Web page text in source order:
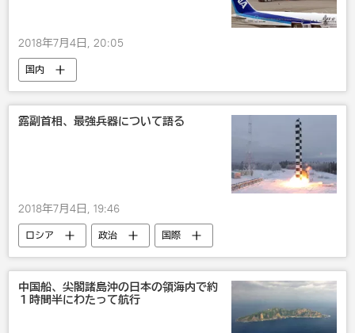
2018年7月4日, 20:05
国内
露副首相、最強兵器について語る
2018年7月4日, 19:46
ロシア 政治 国際
中国船、尖閣諸島沖の日本の領海内で約
１時間半にわたって航行